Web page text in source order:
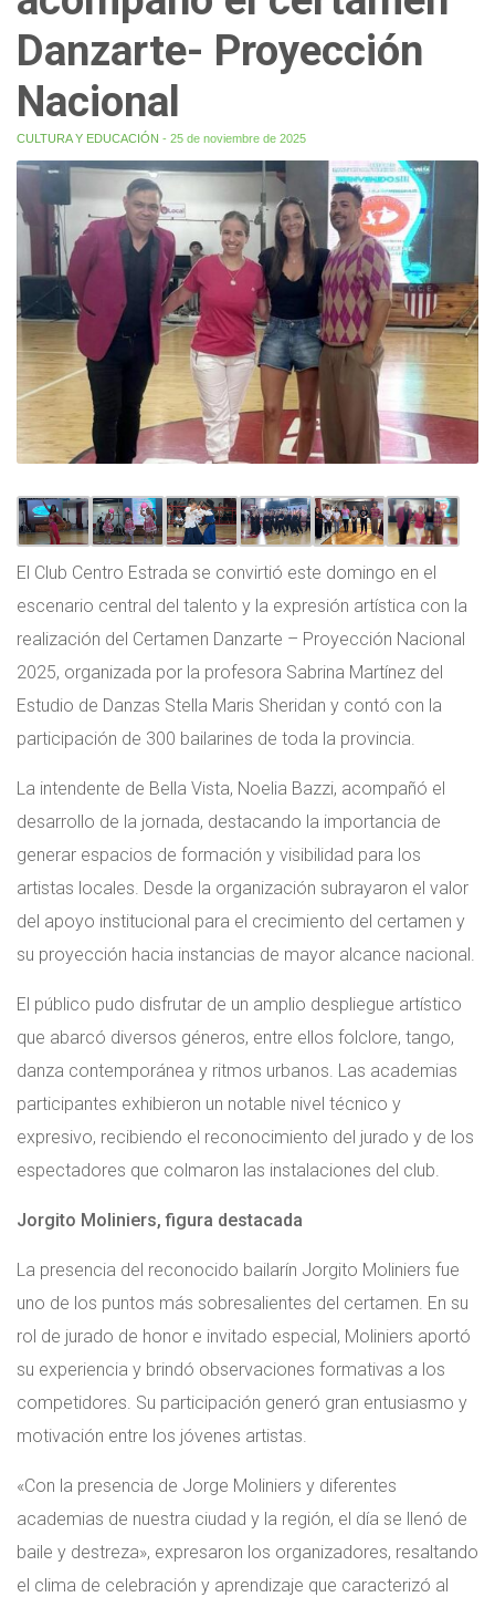
Danzarte- Proyección
Nacional
CULTURA Y EDUCACIÓN - 25 de noviembre de 2025
El Club Centro Estrada se convirtió este domingo en el
escenario central del talento y la expresión artística con la
realización del Certamen Danzarte – Proyección Nacional
2025, organizada por la profesora Sabrina Martínez del
Estudio de Danzas Stella Maris Sheridan y contó con la
participación de 300 bailarines de toda la provincia.
La intendente de Bella Vista, Noelia Bazzi, acompañó el
desarrollo de la jornada, destacando la importancia de
generar espacios de formación y visibilidad para los
artistas locales. Desde la organización subrayaron el valor
del apoyo institucional para el crecimiento del certamen y
su proyección hacia instancias de mayor alcance nacional.
El público pudo disfrutar de un amplio despliegue artístico
que abarcó diversos géneros, entre ellos folclore, tango,
danza contemporánea y ritmos urbanos. Las academias
participantes exhibieron un notable nivel técnico y
expresivo, recibiendo el reconocimiento del jurado y de los
espectadores que colmaron las instalaciones del club.
Jorgito Moliniers, figura destacada
La presencia del reconocido bailarín Jorgito Moliniers fue
uno de los puntos más sobresalientes del certamen. En su
rol de jurado de honor e invitado especial, Moliniers aportó
su experiencia y brindó observaciones formativas a los
competidores. Su participación generó gran entusiasmo y
motivación entre los jóvenes artistas.
«Con la presencia de Jorge Moliniers y diferentes
academias de nuestra ciudad y la región, el día se llenó de
baile y destreza», expresaron los organizadores, resaltando
el clima de celebración y aprendizaje que caracterizó al